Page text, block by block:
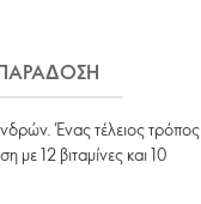
Ένας τέλειος τρόπος
με 12 βιταμίνες και 10